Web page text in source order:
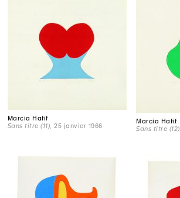
Marcia Hafif
Sans titre (11) , 25 janvier 1966
Marcia Hafif
Sans titre (12)